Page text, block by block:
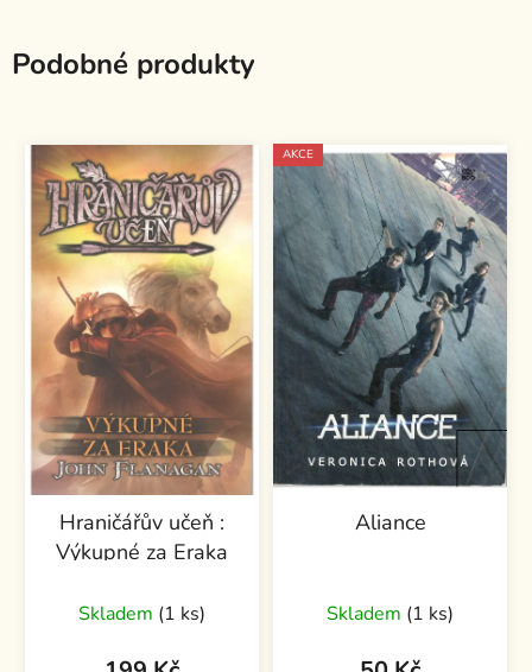
Podobné produkty
Hraničářův učeň :
Výkupné za Eraka
hodnocení
produktu
Skladem (1 ks)
AKCE
Aliance
Skladem (1 ks)